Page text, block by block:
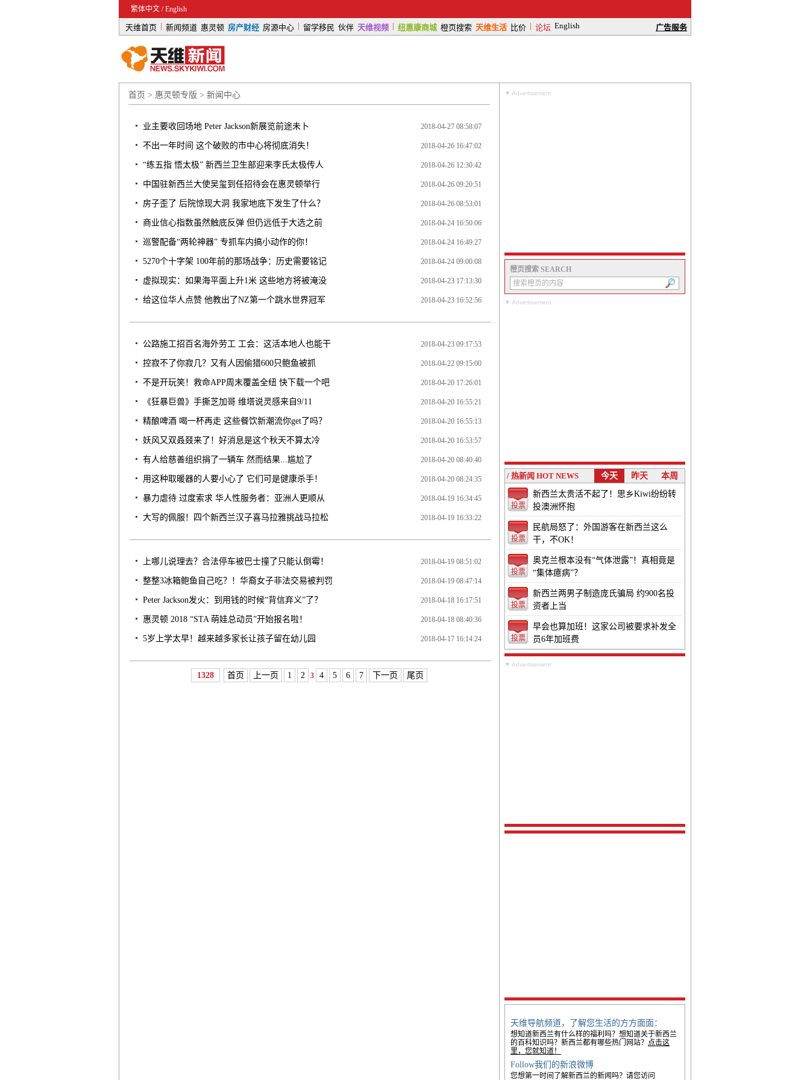
繁体中文 /English
天维首页 | 新闻频道 惠灵顿 房产财经 房源中心 | 留学移民 伙伴 天维视频 | 纽惠康商城 橙页搜索 天维生活 比价 | 论坛 English 广告服务
首页 > 惠灵顿专版 > 新闻中心
业主要收回场地 Peter Jackson新展览前途未卜 2018-04-27 08:58:07
不出一年时间 这个破败的市中心将彻底消失！ 2018-04-26 16:47:02
“练五指 悟太极” 新西兰卫生部迎来李氏太极传人 2018-04-26 12:30:42
中国驻新西兰大使吴玺到任招待会在惠灵顿举行 2018-04-26 09:20:51
房子歪了 后院惊现大洞 我家地底下发生了什么？ 2018-04-26 08:53:01
商业信心指数虽然触底反弹 但仍远低于大选之前 2018-04-24 16:50:06
巡警配备“两轮神器” 专抓车内搞小动作的你！ 2018-04-24 16:49:27
5270个十字架 100年前的那场战争：历史需要铭记 2018-04-24 09:00:08
虚拟现实：如果海平面上升1米 这些地方将被淹没 2018-04-23 17:13:30
给这位华人点赞 他教出了NZ第一个跳水世界冠军 2018-04-23 16:52:56
公路施工招百名海外劳工 工会：这活本地人也能干 2018-04-23 09:17:53
控寂不了你寂几？又有人因偷猎600只鲍鱼被抓 2018-04-22 09:15:00
不是开玩笑！救命APP周末覆盖全纽 快下载一个吧 2018-04-20 17:26:01
《狂暴巨兽》手撕芝加哥 维塔说灵感来自9/11 2018-04-20 16:55:21
精酿啤酒 喝一杯再走 这些餐饮新潮流你get了吗？ 2018-04-20 16:55:13
妖风又双叒叕来了！好消息是这个秋天不算太冷 2018-04-20 16:53:57
有人给慈善组织捐了一辆车 然而结果...尴尬了 2018-04-20 08:40:40
用这种取暖器的人要小心了 它们可是健康杀手！ 2018-04-20 08:24:35
暴力虐待 过度索求 华人性服务者：亚洲人更顺从 2018-04-19 16:34:45
大写的佩服！四个新西兰汉子喜马拉雅挑战马拉松 2018-04-19 16:33:22
上哪儿说理去？合法停车被巴士撞了只能认倒霉！ 2018-04-19 08:51:02
整整3冰箱鲍鱼自己吃？！华裔女子非法交易被判罚 2018-04-19 08:47:14
Peter Jackson发火：到用钱的时候“背信弃义”了？ 2018-04-18 16:17:51
惠灵顿 2018 “STA 萌娃总动员”开始报名啦！ 2018-04-18 08:40:36
5岁上学太早！越来越多家长让孩子留在幼儿园 2018-04-17 16:14:24
1328 首页 上一页 1 2 3 4 5 6 7 下一页 尾页
▼ Advertisement
橙页搜索 SEARCH
▼ Advertisement
/ 热新闻 HOT NEWS 今天 昨天 本周
投票
新西兰太贵活不起了！思乡Kiwi纷纷转
投澳洲怀抱
投票
民航局怒了：外国游客在新西兰这么
干，不OK！
投票
奥克兰根本没有“气体泄露”！真相竟是
“集体癔病”？
投票
新西兰两男子制造庞氏骗局 约900名投
资者上当
投票
早会也算加班！这家公司被要求补发全
员6年加班费
▼ Advertisement
天维导航频道，了解您生活的方方面面：
想知道新西兰有什么样的福利吗？想知道关于新西兰
的百科知识吗？新西兰都有哪些热门网站？ 点击这
里，您就知道！
Follow我们的新浪微博
您想第一时间了解新西兰的新闻吗？请您访问